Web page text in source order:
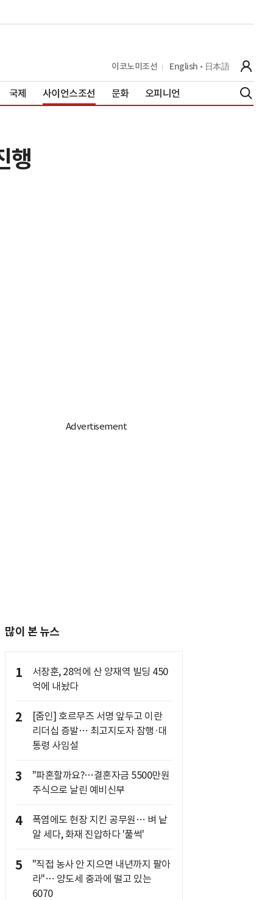
이코노미조선 English 日本語
국제 사이언스조선 문화 오피니언
행
많이 본 뉴스
1
서장훈, 28억에 산 양재역 빌딩 450
억에 내놨다
2
[줌인] 호르무즈 서명 앞두고 이란
리더십 증발… 최고지도자 잠행·대
통령 사임설
3
"파혼할까요?…결혼자금 5500만원
주식으로 날린 예비신부
4
폭염에도 현장 지킨 공무원… 벼 낱
알 세다, 화재 진압하다 '풀썩'
5
"직접 농사 안 지으면 내년까지 팔아
라"… 양도세 중과에 떨고 있는
6070